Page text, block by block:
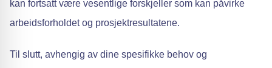
kan fortsatt være vesentlige forskjeller som kan påvirke
arbeidsforholdet og prosjektresultatene.
Til slutt, avhengig av dine spesifikke behov og